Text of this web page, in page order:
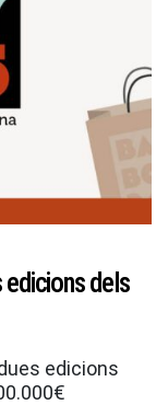
edicions dels
edicions